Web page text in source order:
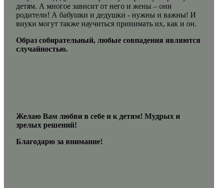
детям. А многое зависит от него и жены – они
родители! А бабушки и дедушки - нужны и важны! И
внуки могут также научиться принимать их, как и он.
Образ собирательный, любые совпадения являются
случайностью.
Желаю Вам любви в себе и к детям! Мудрых и
зрелых решений!
Благодарю за внимание!